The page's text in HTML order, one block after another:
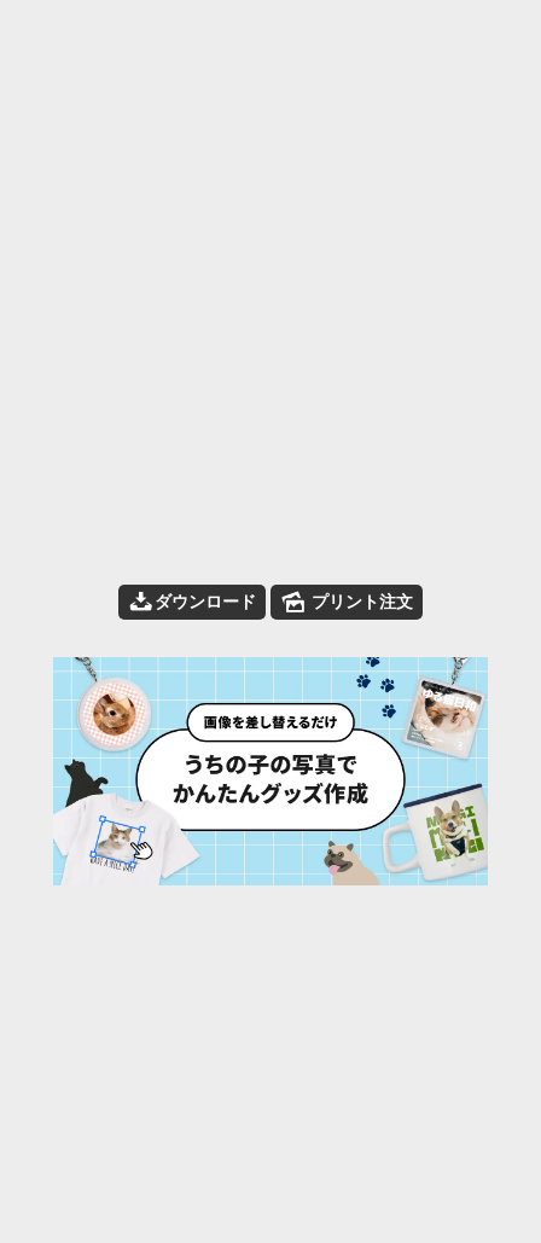
📥ダウンロード 🌄 プリント注文